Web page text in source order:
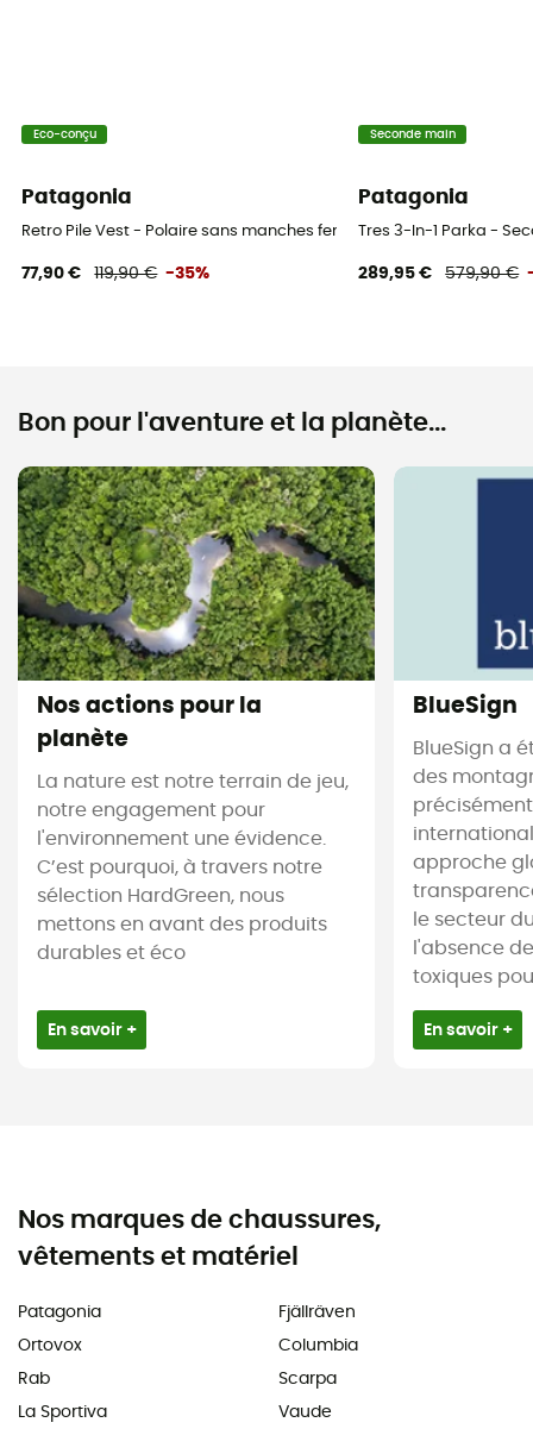
Eco-conçu
Patagonia
Retro Pile Vest - Polaire sans manches femme
77,90 € 119,90 € -35%
Seconde main
Patagonia
Tres 3-In-1 Parka -
289,95 € 579,90 €
Bon pour l'aventure et la planète...
Nos actions pour la
planète
La nature est notre terrain de jeu,
notre engagement pour
l'environnement une évidence.
C’est pourquoi, à travers notre
sélection HardGreen, nous
mettons en avant des produits
durables et éco
En savoir +
BlueSign
BlueSign a
des
approche
le secteur
l'absence
toxiques
En savoir +
Nos marques de chaussures,
vêtements et matériel
Patagonia
Ortovox
Rab
La Sportiva
Fjällräven
Columbia
Scarpa
Vaude